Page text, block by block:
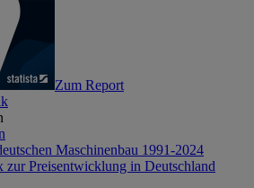
Zum Report
Maschinenbau 1991-2024
zur Preisentwicklung in Deutschland